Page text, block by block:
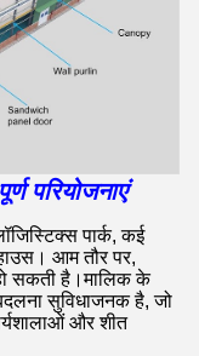
परियोजनाएं
पार्क, कई
आम तौर पर,
सकती है।मालिक के
सुविधाजनक है, जो
और शीत